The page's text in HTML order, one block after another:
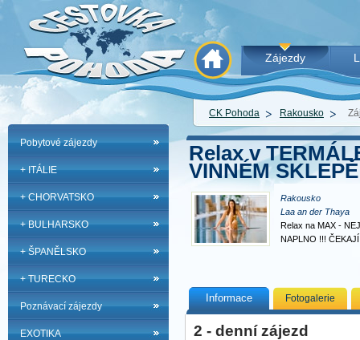
Zájezdy
CK Pohoda Rakousko
Pobytové zájezdy
+ ITÁLIE
+ CHORVATSKO
+ BULHARSKO
+ ŠPANĚLSKO
+ TURECKO
Poznávací zájezdy
EXOTIKA
Relax v
VINNÉM
Rakousko
Laa an der Thaya
Relax na MAX -
NAPLNO !!!
Informace Fotogalerie
2 - denní zájezd